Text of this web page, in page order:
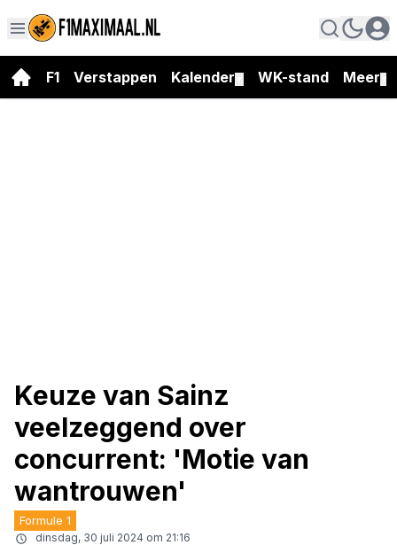
F1 Verstappen Kalender WK-stand Meer
Keuze van Sainz
veelzeggend over
concurrent: 'Motie van
wantrouwen'
Formule 1
dinsdag, 30 juli 2024 om 21:16